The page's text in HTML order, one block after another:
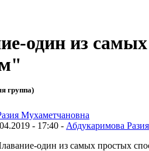
один из самых
группа)
- 17:40 - Абдукаримова
один из самых простых